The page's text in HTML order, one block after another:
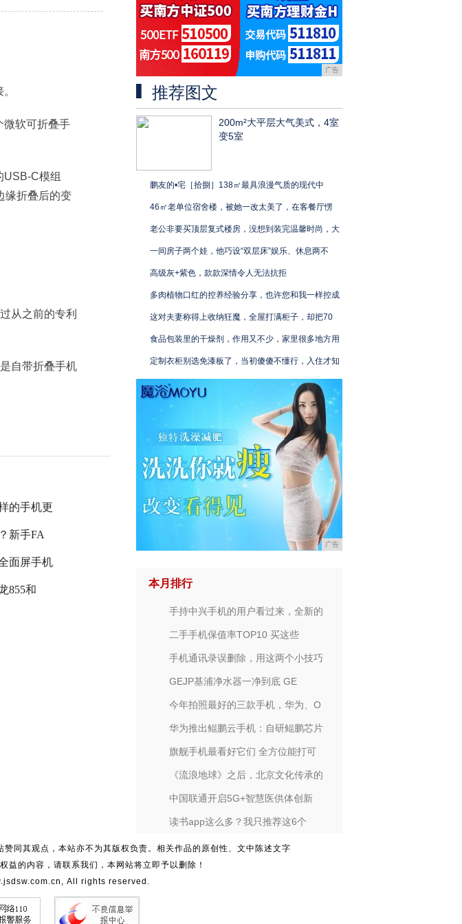
微软可折叠手
USB-C模组
缘折叠后的变
从之前的专利
自带折叠手机
的手机更
新手FA
面屏手机
855和
广告
推荐图文
200m²大平层大气美式，4室
变5室
鹏友的•宅［拾捌］138㎡最具浪漫气质的现代中
46㎡老单位宿舍楼，被她一改太美了，在客餐厅愣
老公非要买顶层复式楼房，没想到装完温馨时尚，大
一间房子两个娃，他巧设“双层床”娱乐、休息两不
高级灰+紫色，款款深情令人无法抗拒
多肉植物口红的控养经验分享，也许您和我一样控成
这对夫妻称得上收纳狂魔，全屋打满柜子，却把70
食品包装里的干燥剂，作用又不少，家里很多地方用
定制衣柜别选免漆板了，当初傻傻不懂行，入住才知
广告
本月排行
手持中兴手机的用户看过来，全新的
二手手机保值率TOP10 买这些
手机通讯录误删除，用这两个小技巧
GEJP基浦净水器一净到底 GE
今年拍照最好的三款手机，华为、O
华为推出鲲鹏云手机：自研鲲鹏芯片
旗舰手机最看好它们 全方位能打可
《流浪地球》之后，北京文化传承的
中国联通开启5G+智慧医供体创新
读书app这么多？我只推荐这6个
同其观点，本站亦不为其版权负责。相关作品的原创性、文中陈述文字
益的内容，请联系我们，本网站将立即予以删除！
All rights reserved.